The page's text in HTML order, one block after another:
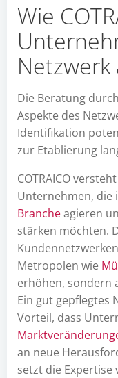
Wie
Die Beratung
Aspekte des
Identifikation
zur Etablierung
COTRAICO
Unternehmen, die
Brancheagieren
stärken möchten.
Metropolen wie
erhöhen, sondern
Ein gut gepflegtes
Vorteil, dass
an neue
setzt die Expertise